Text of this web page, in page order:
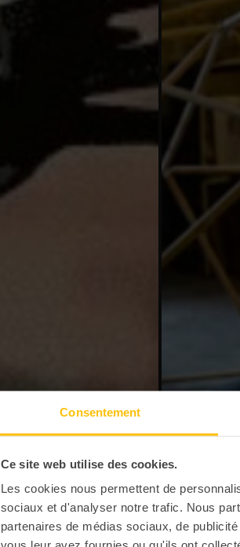
Consentement
Ce site web utilise des cookies.
Les cookies nous permettent de
sociaux et d'analyser notre trafic. Nous
partenaires de médias sociaux, de